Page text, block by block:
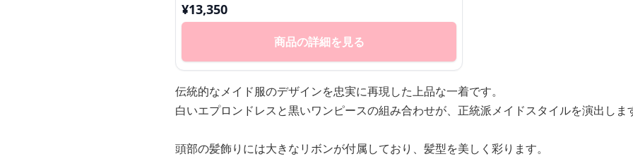
¥13,350
商品の詳細を見る
伝統的なメイド服のデザインを忠実に再現した上品な一着です。
白いエプロンドレスと黒いワンピースの組み合わせが、正統派メイドスタイルを演出しま
頭部の髪飾りには大きなリボンが付属しており、髪型を美しく彩ります。